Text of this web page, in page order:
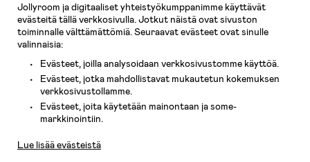
KidKraft, Ergobaby, Philips Avent, Neonate, Cybex, LEGO ja monia muita!
Tervetuloa shoppailemaan Pohjoismaiden suurimpaan lastentarvikkeiden
verkkokauppaan!
Jollyroom ja digitaaliset yhteistyökumppanimme käyttävät
evästeitä tällä verkkosivulla. Jotkut näistä ovat sivuston
toiminnalle välttämättömiä. Seuraavat evästeet ovat sinulle
valinnaisia:
Evästeet, joilla analysoidaan verkkosivustomme käyttöä.
Evästeet, jotka mahdollistavat mukautetun kokemuksen
verkkosivustollamme.
Evästeet, joita käytetään mainontaan ja some-
markkinointiin.
Lue lisää evästeistä